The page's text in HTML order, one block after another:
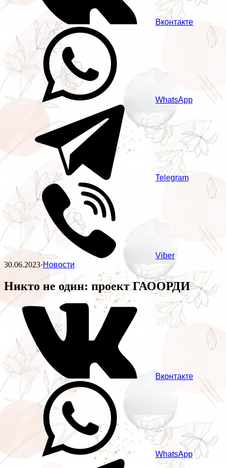
Вконтакте
WhatsApp
Telegram
Viber
30.06.2023·Новости
Никто не один: проект ГАООРДИ
Вконтакте
WhatsApp